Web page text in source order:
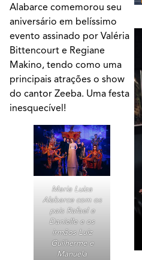
Alabarce comemorou seu
aniversário em belíssimo
evento assinado por Valéria
Bittencourt e Regiane
Makino, tendo como uma
principais atrações o show
do cantor Zeeba. Uma festa
inesquecível!
Maria Luiza
Alabarce com os
pais Rafael e
Danielle e os
irmãos Luiz
Guilherme e
Manuela